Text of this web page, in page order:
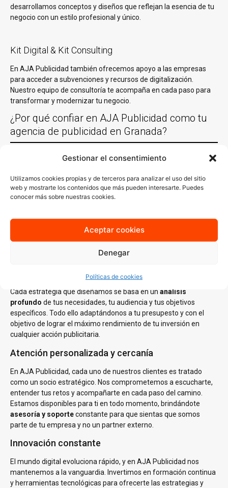
Gestionar el consentimiento
Utilizamos cookies propias y de terceros para analizar el uso del sitio
web y mostrarte los contenidos que más pueden interesarte. Puedes
conocer más sobre nuestras cookies.
Aceptar cookies
Denegar
Políticas de cookies
desarrollamos conceptos y diseños que reflejan la esencia de tu
negocio con un estilo profesional y único.
Kit Digital & Kit Consulting
En AJA Publicidad también ofrecemos apoyo a las empresas
para acceder a subvenciones y recursos de digitalización.
Nuestro equipo de consultoría te acompaña en cada paso para
transformar y modernizar tu negocio.
¿Por qué confiar en AJA Publicidad como tu
agencia de publicidad en Granada?
Experiencia comprobada
Con más de 30 años de experiencia trabajando con empresas de
Granada y en casi todas las localidades España y un equipo de
especialistas en las diferentes acciones de marketing y
sabemos cómo aplicarlo en cada sector. Nuestro conocimiento
del mercado local es clave para generar estrategias que no solo
lleguen a tu audiencia ideal, sino que también resuenen con ella.
En AJA Publicidad, no creemos en las soluciones de talla única.
Cada estrategia que diseñamos se basa en un análisis
profundo de tus necesidades, tu audiencia y tus objetivos
específicos. Todo ello adaptándonos a tu presupesto y con el
objetivo de lograr el máximo rendimiento de tu inversión en
cualquier acción publicitaria.
Atención personalizada y cercanía
En AJA Publicidad, cada uno de nuestros clientes es tratado
como un socio estratégico. Nos comprometemos a escucharte,
entender tus retos y acompañarte en cada paso del camino.
Estamos disponibles para ti en todo momento, brindándote
asesoría y soporteconstante para que sientas que somos
parte de tu empresa y no un partner externo.
Innovación constante
El mundo digital evoluciona rápido, y en AJA Publicidad nos
mantenemos a la vanguardia. Invertimos en formación continua
y herramientas tecnológicas para ofrecerte las estrategias y